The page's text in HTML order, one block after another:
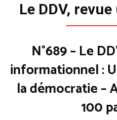
Le DDV,
N°689 – Le
informationnel :
la démocratie –
100